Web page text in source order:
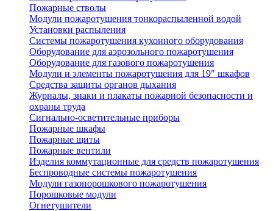
Пожарные стволы
Модули пожаротушения тонкораспыленной водой
Установки распыления
Системы пожаротушения кухонного оборудования
Оборудование для аэрозольного пожаротушения
Оборудование для газового пожаротушения
Модули и элементы пожаротушения для 19" шкафов
Средства защиты органов дыхания
Журналы, знаки и плакаты пожарной безопасности и
охраны труда
Сигнально-осветительные приборы
Пожарные шкафы
Пожарные щиты
Пожарные вентили
Изделия коммутационные для средств пожаротушения
Беспроводные системы пожаротушения
Модули газопорошкового пожаротушения
Порошковые модули
Огнетушители